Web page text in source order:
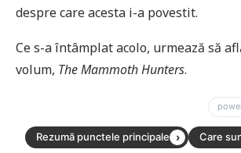
despre care acesta i-a povestit.
Ce s-a întâmplat acolo, urmează să
volum, The Mammoth Hunters.